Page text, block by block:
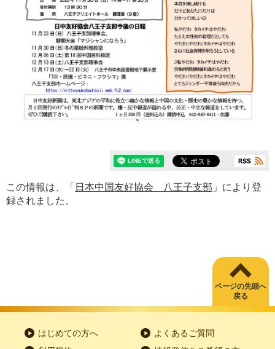
この情報は、「 日本中国友好協会 八王子支部 」により登
録されました。
ページの先頭へ
戻る
はじめての方へ
よくあるご質問